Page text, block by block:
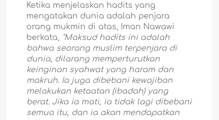
Ketika menjelaskan hadits yang
mengatakan dunia adalah penjara
orang mukmin di atas, Iman Nawawi
berkata, "Maksud hadits ini adalah
bahwa seorang muslim terpenjara di
dunia, dilarang memperturutkan
keinginan syahwat yang haram dan
makruh. Ia juga dibebani kewajiban
melakukan ketaatan (ibadah) yang
berat. Jika ia mati, ia tidak lagi dibebani
semua itu, dan ia akan mendapatkan